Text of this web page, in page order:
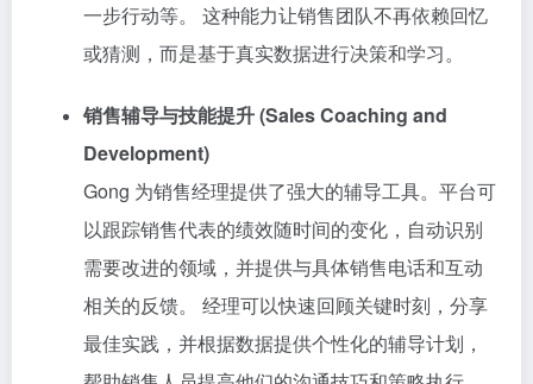
一步行动等。 这种能力让销售团队不再依赖回忆
或猜测，而是基于真实数据进行决策和学习。
销售辅导与技能提升 (Sales Coaching and
Development)
Gong 为销售经理提供了强大的辅导工具。平台可
以跟踪销售代表的绩效随时间的变化，自动识别
需要改进的领域，并提供与具体销售电话和互动
相关的反馈。 经理可以快速回顾关键时刻，分享
最佳实践，并根据数据提供个性化的辅导计划，